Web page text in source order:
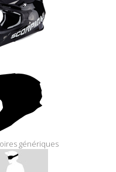
génériques